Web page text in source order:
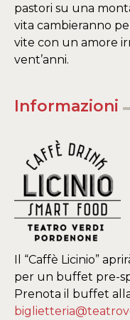
pastori su una
vita cambieranno
vite con un amore
vent’anni.
Informazioni
Il “Caffè Licinio”
per un buffet pre-
Prenota il buffet